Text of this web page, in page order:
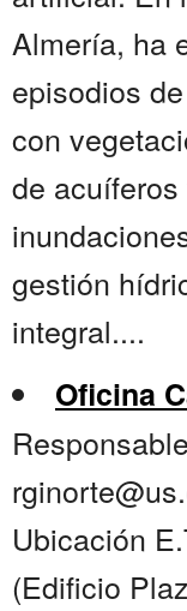
Almería, ha
episodios
con
de
gestión
integral....
Oficina
Ubicación
(Edificio